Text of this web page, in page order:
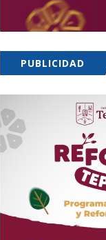
PUBLICIDAD